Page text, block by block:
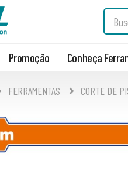
Promoção Conheça
FERRAMENTAS CORTE DE